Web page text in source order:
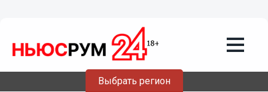
Выбрать регион
17.11.202317:19
Опубликован проект застройки по КРТ
в Автозаводском районе